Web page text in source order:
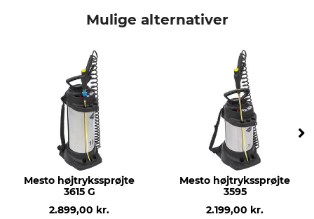
Mulige alternativer
Mesto højtrykssprøjte
3615 G
2.899,00 kr.
Mesto højtrykssprøjte
3595
2.199,00 kr.